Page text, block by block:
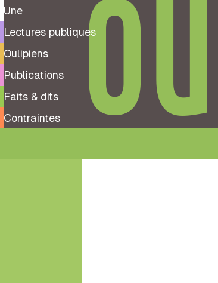
Une
Lectures publiques
Oulipiens
Publications
Faits & dits
Contraintes